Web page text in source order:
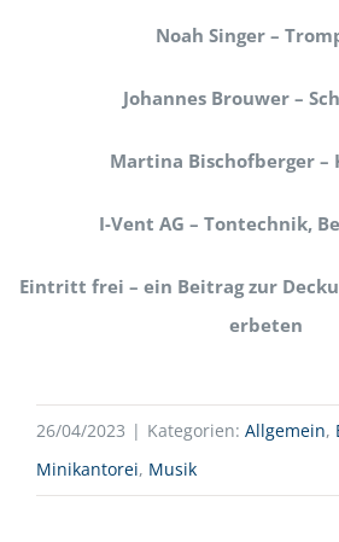
Noah Singer –
Johannes Brouwer –
Martina Bischofberger –
I-Vent AG – Tontechnik,
Eintritt frei – ein Beitrag zur
erbeten
26/04/2023 | Kategorien: Allgemein,
Minikantorei, Musik